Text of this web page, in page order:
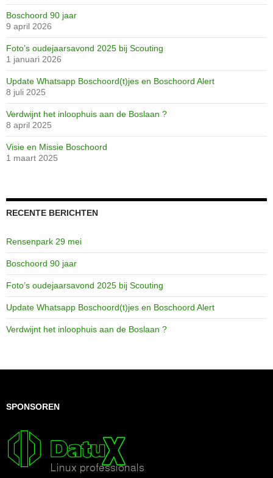
Dennenlaan
Grimme-station
Huishoudschool
Image41
Image45
Jeugdherberg
proef
scannen0691
scannen0692
scannen0693
scannen0694
scannen0695
scannen0696
scannen0697
scannen0698
scannen0699
scannen0700
scannen0701
scannen0702
scannen0703
scannen0705
scannen0706
scannen0707
scannen0708
scannen0709
scannen0710
scannen0711
scannen20710
Boschoord 90 jaar
9 april 2026
Foto’s oudejaarsavond 2025 bij Scouting
1 januari 2026
Update Whatsapp Boschoord(t)jes en Boschoord Alert
8 juli 2025
Verdwijnt het inloophuis aan de Boslaan ?
8 april 2025
Visie en Missie Boschoord
1 maart 2025
RECENTE BERICHTEN
Rensenpark 29 mei
Boschoord 90 jaar
Foto’s oudejaarsavond 2025 bij Scouting
Update Whatsapp Boschoord(t)jes en Boschoord Alert
Verdwijnt het inloophuis aan de Boslaan ?
SPONSOREN